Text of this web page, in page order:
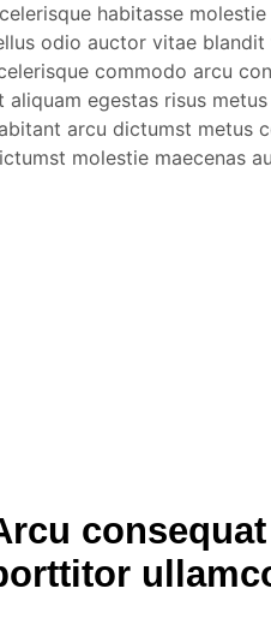
habitasse
odio auctor vitae
commodo arcu
aliquam egestas risus
arcu dictumst metus
molestie maecenas